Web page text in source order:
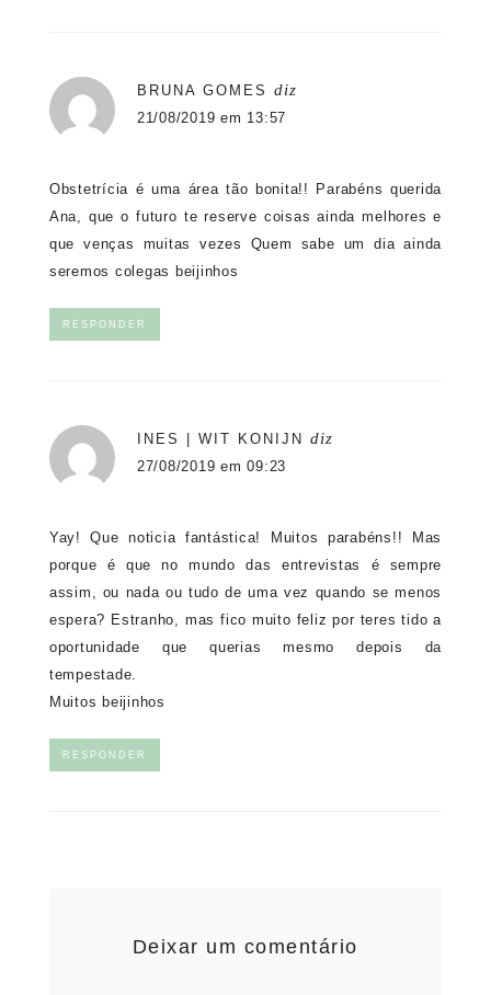
BRUNA GOMES diz
21/08/2019 em 13:57
Obstetrícia é uma área tão bonita!! Parabéns querida
Ana, que o futuro te reserve coisas ainda melhores e
que venças muitas vezes Quem sabe um dia ainda
seremos colegas beijinhos
RESPONDER
INES | WIT KONIJN diz
27/08/2019 em 09:23
Yay! Que noticia fantástica! Muitos parabéns!! Mas
porque é que no mundo das entrevistas é sempre
assim, ou nada ou tudo de uma vez quando se menos
espera? Estranho, mas fico muito feliz por teres tido a
oportunidade que querias mesmo depois da
tempestade.
Muitos beijinhos
RESPONDER
Deixar um comentário